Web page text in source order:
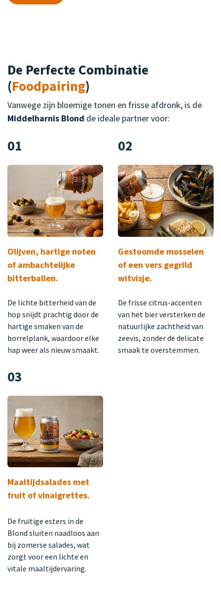
De Perfecte Combinatie
(Foodpairing)
Vanwege zijn bloemige tonen en frisse afdronk, is de
Middelharnis Blond de ideale partner voor:
01
Olijven, hartige noten
of ambachtelijke
bitterballen.
De lichte bitterheid van de
hop snijdt prachtig door de
hartige smaken van de
borrelplank, waardoor elke
hap weer als nieuw smaakt.
02
Gestoomde mosselen
of een vers gegrild
witvisje.
De frisse citrus-accenten
van het bier versterken de
natuurlijke zachtheid van
zeevis, zonder de delicate
smaak te overstemmen.
03
Maaltijdsalades met
fruit of vinaigrettes.
De fruitige esters in de
Blond sluiten naadloos aan
bij zomerse salades, wat
zorgt voor een lichte en
vitale maaltijdervaring.